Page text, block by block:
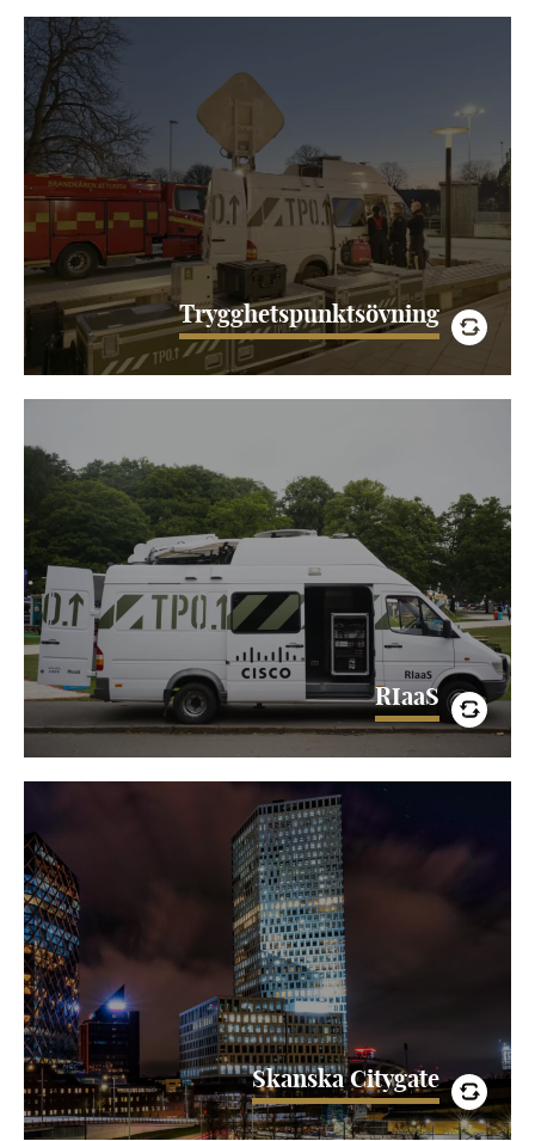
Trygghetspunktsövning
Trygghetspunkter är en central del av kommuners arbete
med civil beredskap och ska fungera som en lokal
funktion för information, kommunikation och stöd när
ordinarie…
LÄS MER
RIaaS
Ofta finns det ett glapp mellan planerad beredskap och
faktisk operativ förmåga. RIaaS samlar aktörer för att
täppa till det glappet genom att testa, öva…
LÄS MER
Skanska Citygate
Skanska Citygate
TPO är med och spelar en central roll i det historiska
skiftet mot en uppkopplad byggsektor när Skanska
bygger framtidens kontor - Skanska Citygate